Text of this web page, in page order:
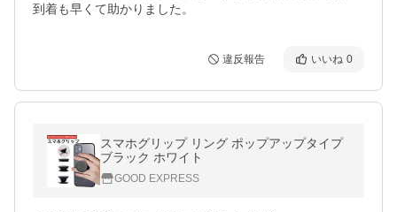
到着も早くて助かりました。
違反報告 いいね 0
スマホグリップ リング ポップアップタイプ
ブラック ホワイト
GOOD EXPRESS